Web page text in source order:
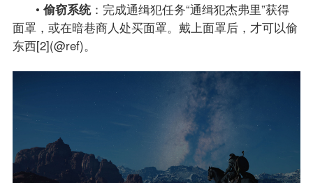
•偷窃系统：完成通缉犯任务“通缉犯杰弗里”获得
面罩，或在暗巷商人处买面罩。戴上面罩后，才可以偷
东西[2](@ref)。